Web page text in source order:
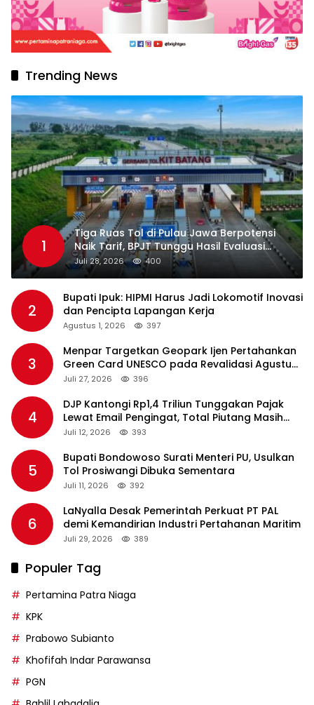
Trending News
1
Tiga Ruas Tol di Pulau Jawa Berpotensi
Naik Tarif, BPJT Tunggu Hasil Evaluasi
Standar Pelayanan
Juli 28, 2026 400
2
Bupati Ipuk: HIPMI Harus Jadi Lokomotif Inovasi
dan Pencipta Lapangan Kerja
Agustus 1, 2026 397
3
Menpar Targetkan Geopark Ijen Pertahankan
Green Card UNESCO pada Revalidasi Agustus
2026
Juli 27, 2026 396
4
DJP Kantongi Rp1,4 Triliun Tunggakan Pajak
Lewat Email Pengingat, Total Piutang Masih
Rp36 Triliun
Juli 12, 2026 393
5
Bupati Bondowoso Surati Menteri PU, Usulkan
Tol Prosiwangi Dibuka Sementara
Juli 11, 2026 392
6
LaNyalla Desak Pemerintah Perkuat PT PAL
demi Kemandirian Industri Pertahanan Maritim
Juli 29, 2026 389
Populer Tag
Pertamina Patra Niaga
KPK
Prabowo Subianto
Khofifah Indar Parawansa
PGN